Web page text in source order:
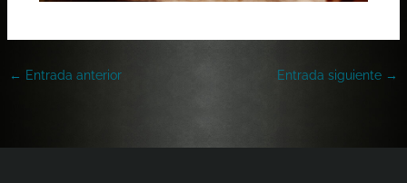
← Entrada anterior Entrada siguiente →